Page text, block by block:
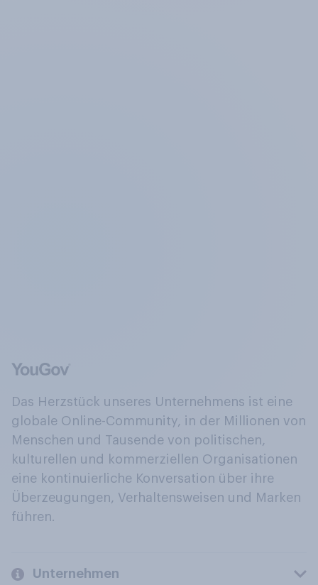
Das Herzstück unseres Unternehmens ist eine
globale Online-Community, in der Millionen von
Menschen und Tausende von politischen,
kulturellen und kommerziellen Organisationen
eine kontinuierliche Konversation über ihre
Überzeugungen, Verhaltensweisen und Marken
führen.
Unternehmen